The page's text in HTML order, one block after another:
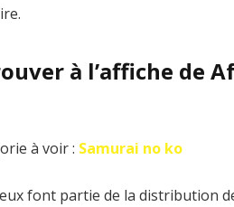
à l’affiche de
à voir : Samurai no ko
font partie de la distribution